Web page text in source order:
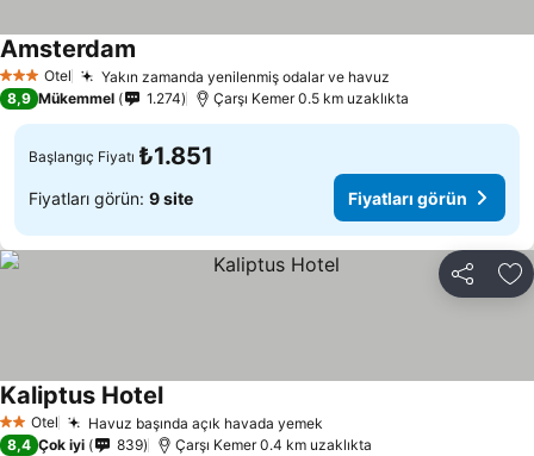
3 YıldızOtel Yakın zamanda yenilenmiş odalar ve havuz
Amsterdam
8,9 Mükemmel 1.274 Çarşı Kemer 0.5 km uzaklıkta
Başlangıç Fiyatı ₺1.851
Fiyatları görün: 9 site Fiyatları görün
Paylaş
2 Yıldız
Otel Havuz başında açık havada yemek
Kaliptus HotelFiyatları görün
8,4 Çok iyi 839 Çarşı Kemer 0.4 km uzaklıkta